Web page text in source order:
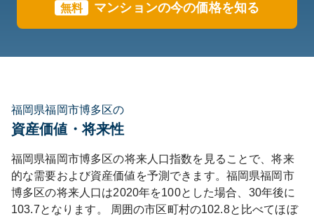
無料 マンションの今の価格を知る
福岡県福岡市博多区の
資産価値・将来性
福岡県福岡市博多区の将来人口指数を見ることで、将来
的な需要および資産価値を予測できます。 福岡県福岡市
博多区の将来人口は2020年を100とした場合、30年後に
103.7となります。 周囲の市区町村の102.8と比べてほぼ